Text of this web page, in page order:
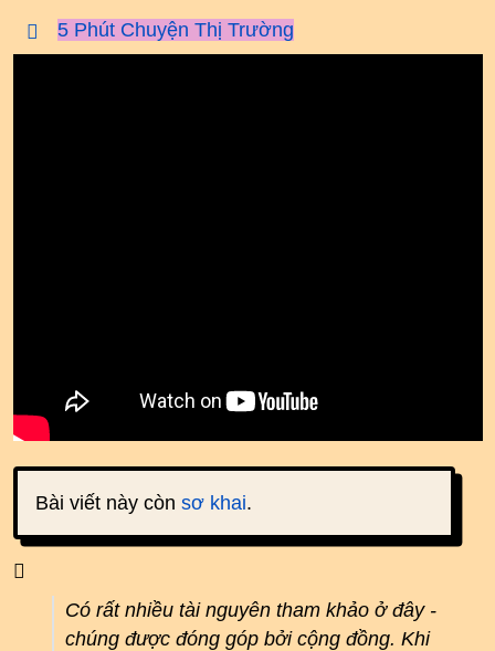
5 Phút Chuyện Thị Trường
Bài viết này còn sơ khai.
Có rất nhiều tài nguyên tham khảo ở đây -
chúng được đóng góp bởi cộng đồng. Khi